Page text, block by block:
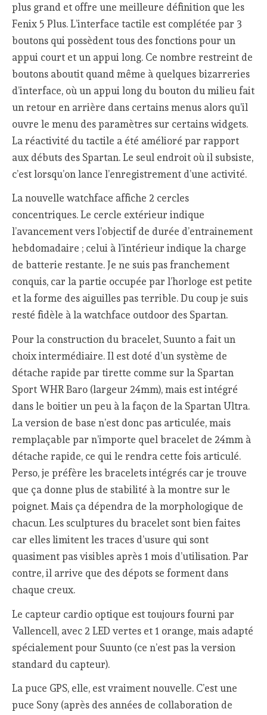
plus grand et offre une meilleure définition que les
Fenix 5 Plus. L’interface tactile est complétée par 3
boutons qui possèdent tous des fonctions pour un
appui court et un appui long. Ce nombre restreint de
boutons aboutit quand même à quelques bizarreries
d’interface, où un appui long du bouton du milieu fait
un retour en arrière dans certains menus alors qu’il
ouvre le menu des paramètres sur certains widgets.
La réactivité du tactile a été amélioré par rapport
aux débuts des Spartan. Le seul endroit où il subsiste,
c’est lorsqu’on lance l’enregistrement d’une activité.
La nouvelle watchface affiche 2 cercles
concentriques. Le cercle extérieur indique
l’avancement vers l’objectif de durée d’entrainement
hebdomadaire ; celui à l’intérieur indique la charge
de batterie restante. Je ne suis pas franchement
conquis, car la partie occupée par l’horloge est petite
et la forme des aiguilles pas terrible. Du coup je suis
resté fidèle à la watchface outdoor des Spartan.
Pour la construction du bracelet, Suunto a fait un
choix intermédiaire. Il est doté d’un système de
détache rapide par tirette comme sur la Spartan
Sport WHR Baro (largeur 24mm), mais est intégré
dans le boitier un peu à la façon de la Spartan Ultra.
La version de base n’est donc pas articulée, mais
remplaçable par n’importe quel bracelet de 24mm à
détache rapide, ce qui le rendra cette fois articulé.
Perso, je préfère les bracelets intégrés car je trouve
que ça donne plus de stabilité à la montre sur le
poignet. Mais ça dépendra de la morphologique de
chacun. Les sculptures du bracelet sont bien faites
car elles limitent les traces d’usure qui sont
quasiment pas visibles après 1 mois d’utilisation. Par
contre, il arrive que des dépots se forment dans
chaque creux.
Le capteur cardio optique est toujours fourni par
Vallencell, avec 2 LED vertes et 1 orange, mais adapté
spécialement pour Suunto (ce n’est pas la version
standard du capteur).
La puce GPS, elle, est vraiment nouvelle. C’est une
puce Sony (après des années de collaboration de